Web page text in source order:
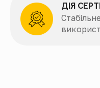
ДІЯ